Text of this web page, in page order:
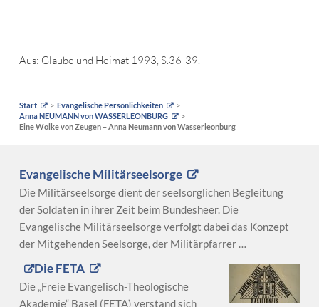
Aus: Glaube und Heimat 1993, S.36-39.
Start
Evangelische Persönlichkeiten
Anna NEUMANN von WASSERLEONBURG
Eine Wolke von Zeugen – Anna Neumann von Wasserleonburg
Evangelische Militärseelsorge
Die Militärseelsorge dient der seelsorglichen Begleitung
der Soldaten in ihrer Zeit beim Bundesheer. Die
Evangelische Militärseelsorge verfolgt dabei das Konzept
der Mitgehenden Seelsorge, der Militärpfarrer …
Die FETA
Die „Freie Evangelisch-Theologische
Akademie“ Basel (FETA) verstand sich